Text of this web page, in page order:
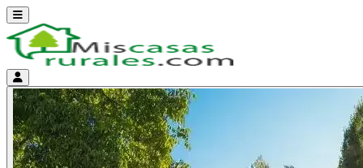
Abrir menú
Menú de cuenta